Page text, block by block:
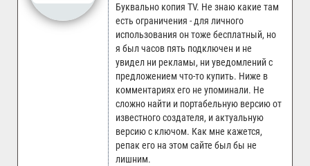
Буквально копия TV. Не знаю какие там
есть ограничения - для личного
использования он тоже бесплатный, но
я был часов пять подключен и не
увидел ни рекламы, ни уведомлений с
предложением что-то купить. Ниже в
комментариях его не упоминали. Не
сложно найти и портабельную версию от
известного создателя, и актуальную
версию с ключом. Как мне кажется,
репак его на этом сайте был бы не
лишним.